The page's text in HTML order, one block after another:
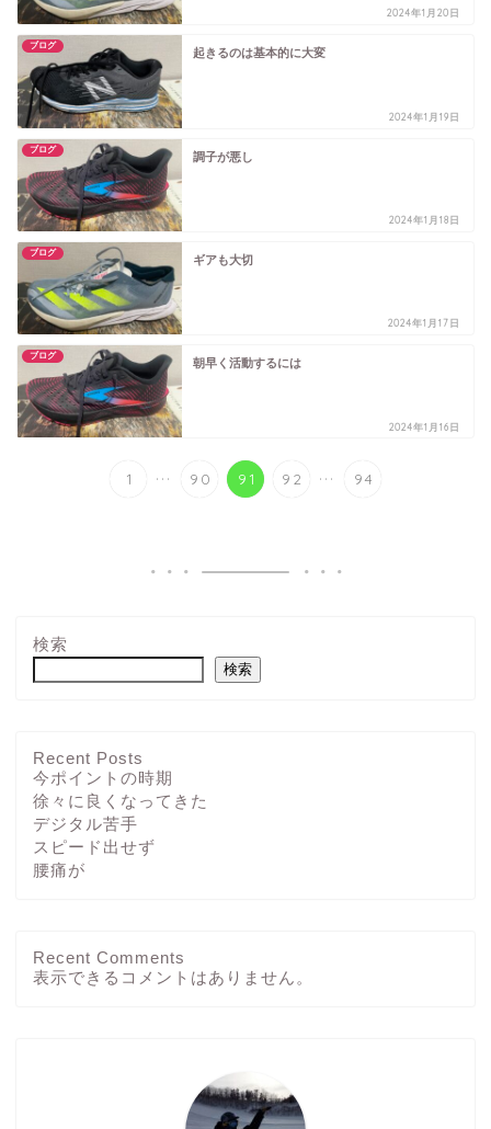
2024年1月20日
ブログ
起きるのは基本的に大変
2024年1月19日
ブログ
調子が悪し
2024年1月18日
ブログ
ギアも大切
2024年1月17日
ブログ
朝早く活動するには
2024年1月16日
1 ... 90 91 92 ... 94
検索
検索
Recent Posts
今ポイントの時期
徐々に良くなってきた
デジタル苦手
スピード出せず
腰痛が
Recent Comments
表示できるコメントはありません。